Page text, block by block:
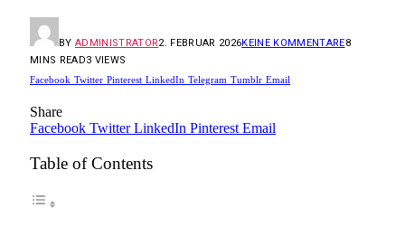
BY ADMINISTRATOR2. FEBRUAR 2026KEINE KOMMENTARE8
MINS READ3 VIEWS
Facebook Twitter Pinterest LinkedIn Telegram Tumblr Email
Share
Facebook Twitter LinkedIn Pinterest Email
Table of Contents